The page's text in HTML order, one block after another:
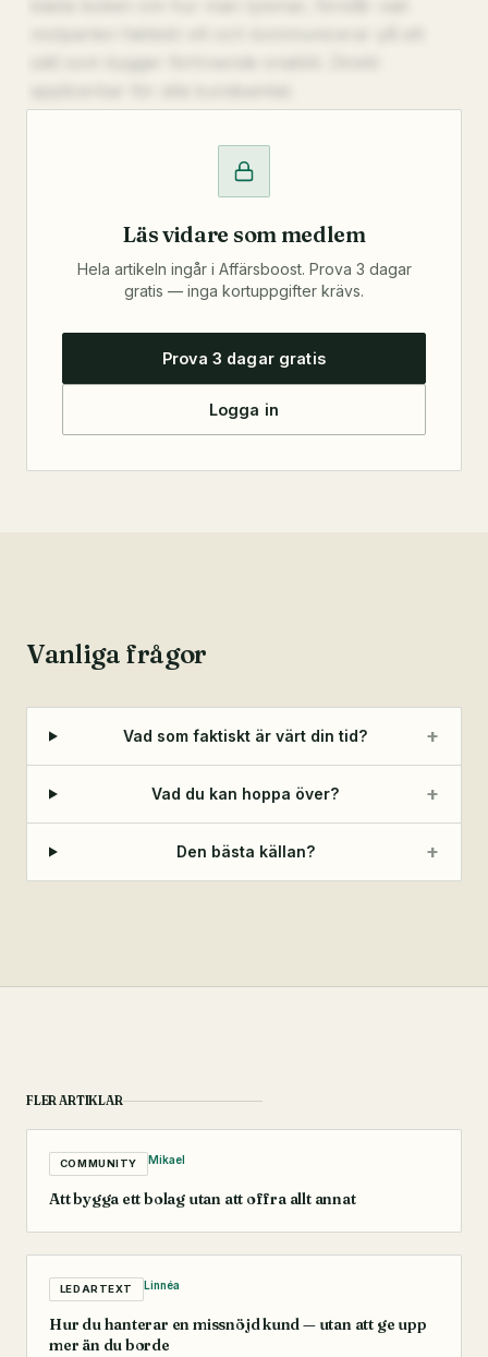
Läs vidare som medlem
Hela artikeln ingår i Affärsboost. Prova 3 dagar
gratis — inga kortuppgifter krävs.
Prova 3 dagar gratis
Logga in
Vanliga frågor
Vad som faktiskt är värt din tid? +
Vad du kan hoppa över? +
Den bästa källan? +
FLER ARTIKLAR
COMMUNITY Mikael
Att bygga ett bolag utan att offra allt annat
LEDARTEXT Linnéa
Hur du hanterar en missnöjd kund — utan att ge upp
mer än du borde